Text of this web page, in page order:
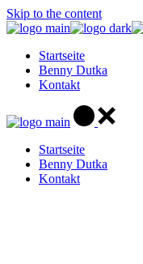
Skip to the content
Startseite
Benny Dutka
Kontakt
Startseite
Benny Dutka
Kontakt